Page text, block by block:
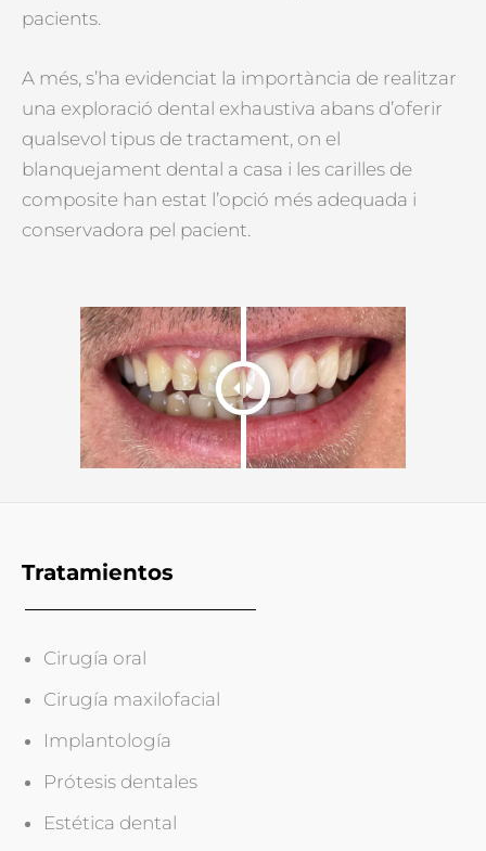
pacients.
A més, s’ha evidenciat la importància de realitzar
una exploració dental exhaustiva abans d’oferir
qualsevol tipus de tractament, on el
blanquejament dental a casa i les carilles de
composite han estat l’opció més adequada i
conservadora pel pacient.
Tratamientos
Cirugía oral
Cirugía maxilofacial
Implantología
Prótesis dentales
Estética dental